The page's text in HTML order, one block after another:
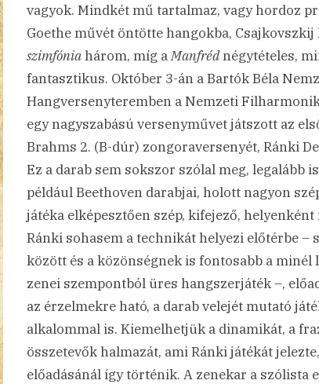
vagyok. Mindkét mű tartalmaz, vagy hordoz
Goethe művét öntötte hangokba,
szimfóniahárom, míg aManfrédnégytételes,
fantasztikus. Október 3-án a Bartók Béla
Hangversenyteremben a Nemzeti
egy nagyszabású versenyművet játszott az
Brahms 2. (B-dúr) zongoraversenyét, Ránki
Ez a darab sem sokszor szólal meg, legalább
például Beethoven darabjai, holott nagyon
játéka elképesztően szép, kifejező,
Ránki sohasem a technikát helyezi előtérbe –
között és a közönségnek is fontosabb a minél
zenei szempontból üres hangszerjáték –,
az érzelmekre ható, a darab velejét mutató
alkalommal is. Kiemelhetjük a dinamikát, a
összetevők halmazát, ami Ránki játékát
előadásánál így történik. A zenekar a szólista